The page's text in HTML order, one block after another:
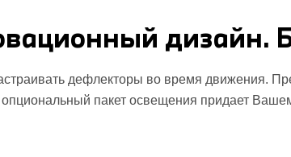
дизайн.
дефлекторы во время движения.
опциональный пакет освещения придает